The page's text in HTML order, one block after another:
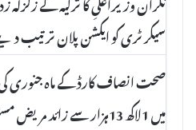
سیکرٹری کو ایکشن پلان ترتیب
صحت انصاف کارڈ کے ماہ جنوری
میں 1لاکھ 13ہزار سے زائد مریض مستفید ہوئے